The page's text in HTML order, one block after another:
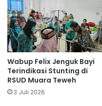
Wabup Felix Jenguk Bayi
Terindikasi Stunting di
RSUD Muara Teweh
3 Juli 2026